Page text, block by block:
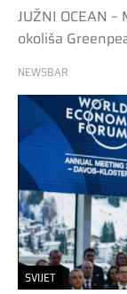
JUŽNI OCEAN
okoliša
NEWSBAR
SVIJET